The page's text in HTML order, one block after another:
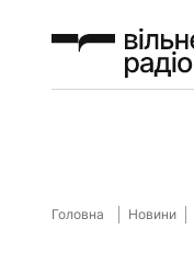
Головна Новини